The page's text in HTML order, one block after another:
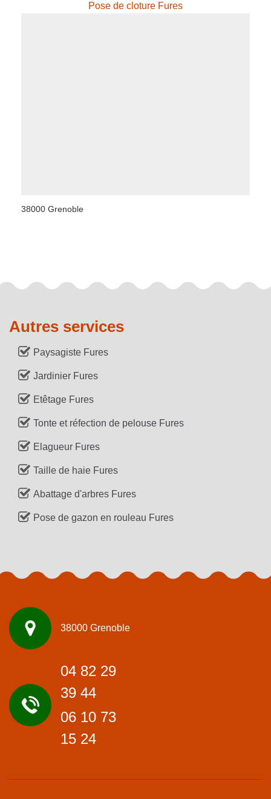
Pose de cloture Fures
38000 Grenoble
Autres services
Paysagiste Fures
Jardinier Fures
Etêtage Fures
Tonte et réfection de pelouse Fures
Elagueur Fures
Taille de haie Fures
Abattage d'arbres Fures
Pose de gazon en rouleau Fures
38000 Grenoble
04 82 29
39 44
06 10 73
15 24